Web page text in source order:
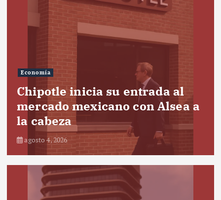
Economía
Chipotle inicia su entrada al
mercado mexicano con Alsea a
la cabeza
agosto 4, 2026